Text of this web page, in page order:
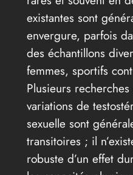
existantes sont
envergure, parfois
des échantillons
femmes, sportifs
Plusieurs
variations de
sexuelle sont
transitoires ; il
robuste d’un effet